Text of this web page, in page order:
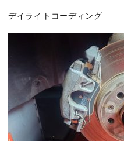
デイライトコーディ